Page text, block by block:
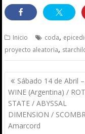
Inicio coda,
proyecto aleatoria,
Navegación
de
entradas
Sábado 14 de Abril
WINE (Argentina) /
STATE / ABYSSAL
DIMENSION /
Amarcord